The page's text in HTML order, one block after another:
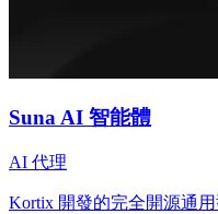
Suna AI 智能體
AI 代理
Kortix 開發的完全開源通